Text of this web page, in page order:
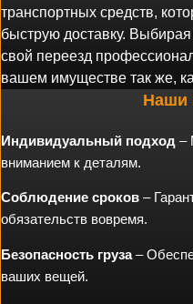
транспортных средств,
быструю доставку.
свой переезд
вашем имуществе так же,
Наши
Индивидуальный подход –
вниманием к деталям.
Соблюдение сроков –
обязательств вовремя.
Безопасность груза–
ваших вещей.